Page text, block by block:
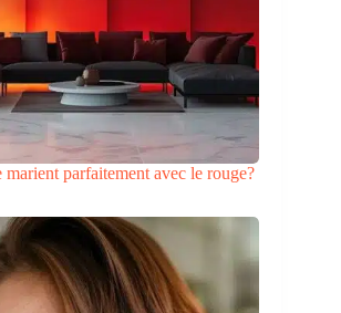
marient parfaitement avec le rouge?